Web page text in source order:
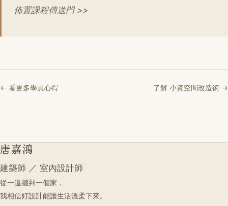
佈置課程傳送門>>
← 看更多學員心得 了解 小資空間改造術 →
唐嘉鴻
建築師 ／ 室內設計師
從一道牆到一個家，
我相信好設計能讓生活溫柔下來。